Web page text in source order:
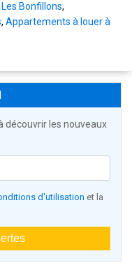
Bonfillons,
, Appartements à louer à
découvrir les nouveaux
d'utilisation et la